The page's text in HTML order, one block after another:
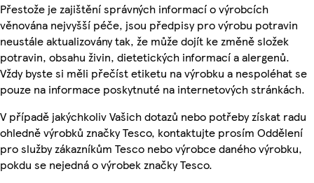
Přestože je zajištění správných informací o výrobcích
věnována nejvyšší péče, jsou předpisy pro výrobu potravin
neustále aktualizovány tak, že může dojít ke změně složek
potravin, obsahu živin, dietetických informací a alergenů.
Vždy byste si měli přečíst etiketu na výrobku a nespoléhat se
pouze na informace poskytnuté na internetových stránkách.
V případě jakýchkoliv Vašich dotazů nebo potřeby získat radu
ohledně výrobků značky Tesco, kontaktujte prosím Oddělení
pro služby zákazníkům Tesco nebo výrobce daného výrobku,
pokdu se nejedná o výrobek značky Tesco.